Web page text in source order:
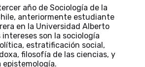
año de Sociología de la
anteriormente estudiante
en la Universidad Alberto
intereses son la sociología
estratificación social,
filosofía de las ciencias, y
epistemología.